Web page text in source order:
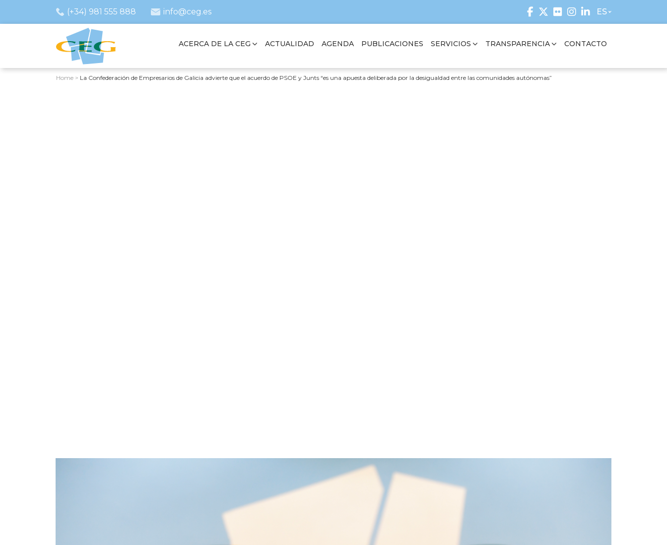
(+34) 981 555 888 info@ceg.es ES
ACERCA DE LA CEG ACTUALIDAD AGENDA PUBLICACIONES SERVICIOS TRANSPARENCIA CONTACTO
Home > La Confederación de Empresarios de Galicia advierte que el acuerdo de PSOE y Junts “es una apuesta deliberada por la desigualdad entre las comunidades autónomas”